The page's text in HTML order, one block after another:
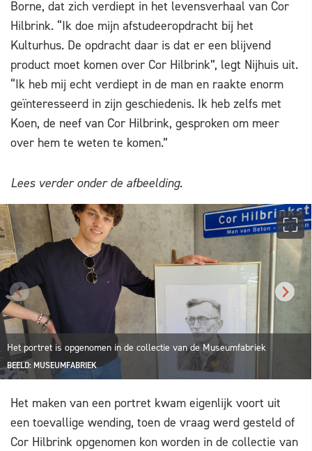
Borne, dat zich verdiept in het levensverhaal van Cor
Hilbrink. “Ik doe mijn afstudeeropdracht bij het
Kulturhus. De opdracht daar is dat er een blijvend
product moet komen over Cor Hilbrink”, legt Nijhuis uit.
“Ik heb mij echt verdiept in de man en raakte enorm
geïnteresseerd in zijn geschiedenis. Ik heb zelfs met
Koen, de neef van Cor Hilbrink, gesproken om meer
over hem te weten te komen.”
Lees verder onder de afbeelding.
Het portret is opgenomen in de collectie van de Museumfabriek
BEELD: MUSEUMFABRIEK
Het maken van een portret kwam eigenlijk voort uit
een toevallige wending, toen de vraag werd gesteld of
Cor Hilbrink opgenomen kon worden in de collectie van